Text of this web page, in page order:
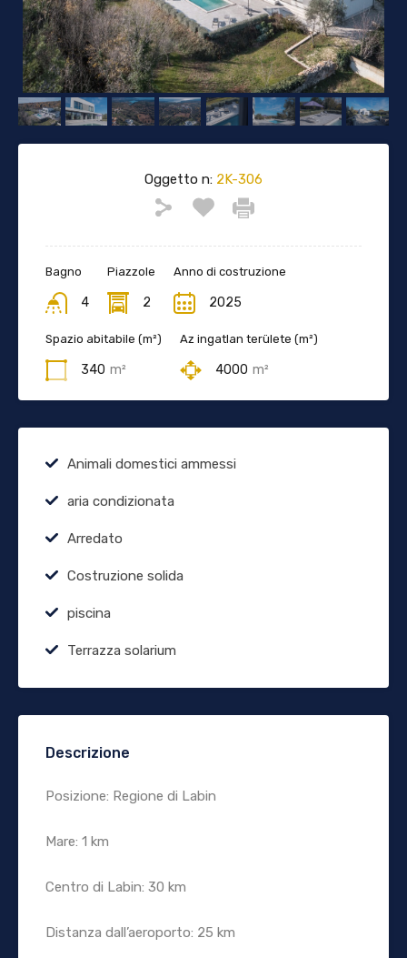
Oggetto n: 2K-306
Bagno
4
Piazzole
2
Anno di costruzione
2025
Spazio abitabile (m²)
340 m²
Az ingatlan területe (m²)
4000 m²
Animali domestici ammessi
aria condizionata
Arredato
Costruzione solida
piscina
Terrazza solarium
Descrizione
Posizione: Regione di Labin
Mare: 1 km
Centro di Labin: 30 km
Distanza dall’aeroporto: 25 km